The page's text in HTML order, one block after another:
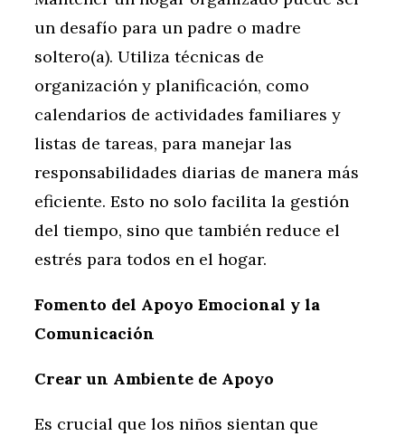
un desafío para un padre o madre
soltero(a). Utiliza técnicas de
organización y planificación, como
calendarios de actividades familiares y
listas de tareas, para manejar las
responsabilidades diarias de manera más
eficiente. Esto no solo facilita la gestión
del tiempo, sino que también reduce el
estrés para todos en el hogar.
Fomento del Apoyo Emocional y la
Comunicación
Crear un Ambiente de Apoyo
Es crucial que los niños sientan que